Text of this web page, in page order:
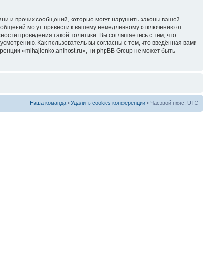
и прочих сообщений, которые могут нарушить законы вашей
могут привести к вашему немедленному отключению от
проведения такой политики. Вы соглашаетесь с тем, что
Как пользователь вы согласны с тем, что введённая вами
«mihajlenko.anihost.ru», ни phpBB Group не может быть
Наша команда • Удалить cookies конференции • Часовой пояс: UTC